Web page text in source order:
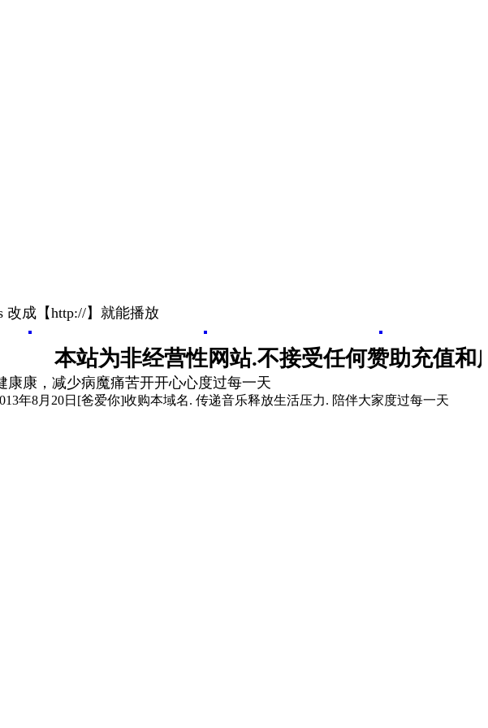
改成【http://】就能播放
本站为非经营性网站.不接受任何赞助充值和广
康，减少病魔痛苦开开心心度过每一天
年8月20日[爸爱你]收购本域名. 传递音乐释放生活压力. 陪伴大家度过每一天